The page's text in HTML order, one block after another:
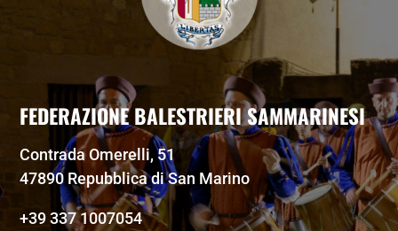
FEDERAZIONE BALESTRIERI SAMMARINESI
Contrada Omerelli, 51
47890 Repubblica di San Marino
+39 337 1007054